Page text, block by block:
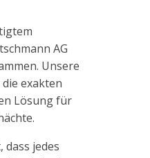
AG
Unsere
exakten
Lösung für
jedes